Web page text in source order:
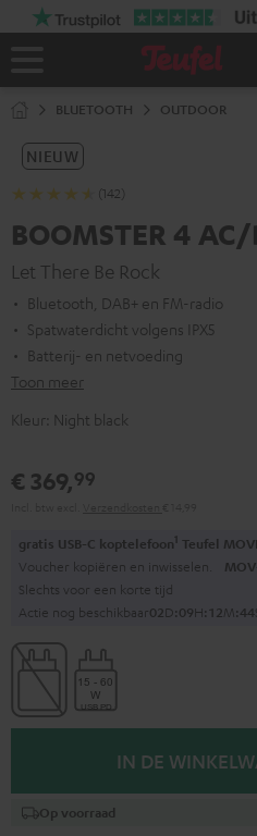
Home
BLUETOOTH OUTDOOR
NIEUW
(142)
BOOMSTER 4
Let There Be Rock
Bluetooth, DAB+ en FM-radio
Spatwaterdicht volgens IPX5
Batterij- en netvoeding
Toon meer
Kleur: Night black
€ 369,99
gratis USB-C koptelefoon1 Teufel
Voucher kopiëren en inwisselen.
Slechts voor een korte tijd
Actie nog beschikbaar02D:09H:1 2M:43
IN DE
Op voorraad